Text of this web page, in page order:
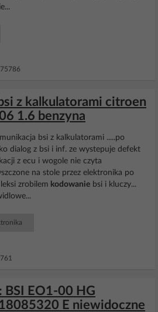
z kalkulatorami citroen
1.6 benzyna
bsi z kalkulatorami .....po
dialog z bsi i inf. ze wystepuje defekt
z ecu i wogole nie czyta
na stole przez elektronika po
zrobilem kodowanie bsi i kluczy...
EO1-00 HG
E niewidoczne